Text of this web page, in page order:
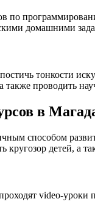
по
домашними
тонкости
проводить
в
способом
кругозор детей,
video-